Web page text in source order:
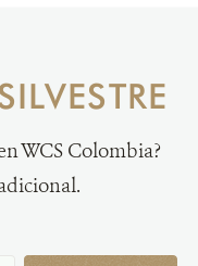
WCS Colombia?